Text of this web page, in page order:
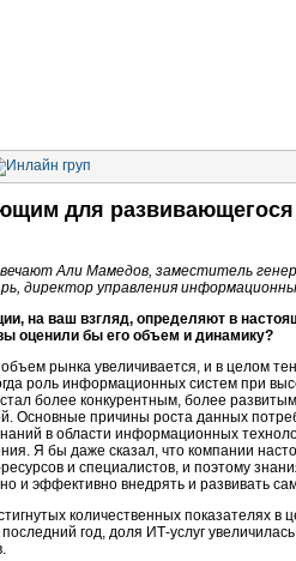
для развивающегося
Али Мамедов, заместитель
директор управления
на ваш взгляд, определяют в
оценили бы его объем и динамику?
рынка увеличивается, и в целом
роль информационных систем при
более конкурентным, более
Основные причины роста данных
в области информационных
Я бы даже сказал, что компании
и специалистов, и поэтому
и эффективно внедрять и развивать
количественных показателях
год, доля ИТ-услуг